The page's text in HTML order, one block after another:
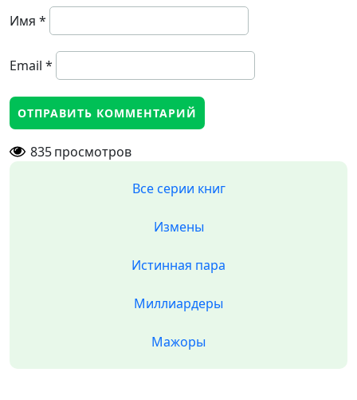
Имя *
Email *
835просмотров
Все серии книг
Измены
Истинная пара
Миллиардеры
Мажоры